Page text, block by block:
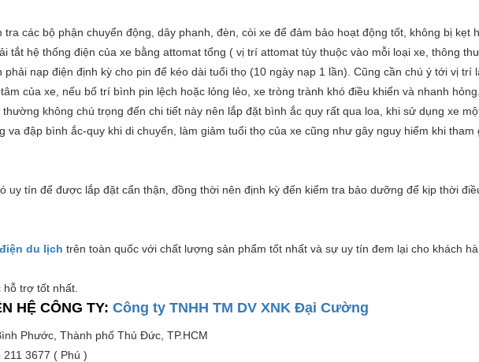
các bộ phận chuyển động, dây phanh, đèn, còi xe để đảm bảo hoạt động tốt, không bị kẹt
tắt hệ thống điện của xe bằng attomat tổng ( vị trí attomat tùy thuộc vào mỗi loại xe, thông
nạp điện định kỳ cho pin để kéo dài tuổi thọ (10 ngày nạp 1 lần). Cũng cần chú ý tới vị trí
của xe, nếu bố trí bình pin lệch hoặc lỏng lẻo, xe tròng trành khó điều khiển và nhanh
không chú trọng đến chi tiết này nên lắp đặt bình ắc quy rất qua loa, khi sử dụng xe
va đập bình ắc-quy khi di chuyển, làm giảm tuổi thọ của xe cũng như gây nguy hiểm khi tham
uy tín để được lắp đặt cẩn thận, đồng thời nên định kỳ đến kiểm tra bảo dưỡng để kịp thời
du lịch trên toàn quốc với chất lượng sản phẩm tốt nhất và sự uy tín đem lại cho khách
trợ tốt nhất.
HỆ CÔNG TY: Công ty TNHH TM DV XNK Đại Cường
Phước, Thành phố Thủ Đức, TP.HCM
3677 ( Phú )